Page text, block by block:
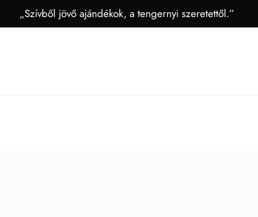
„Szívből jövő ajándékok, a tengernyi szeretettől.”